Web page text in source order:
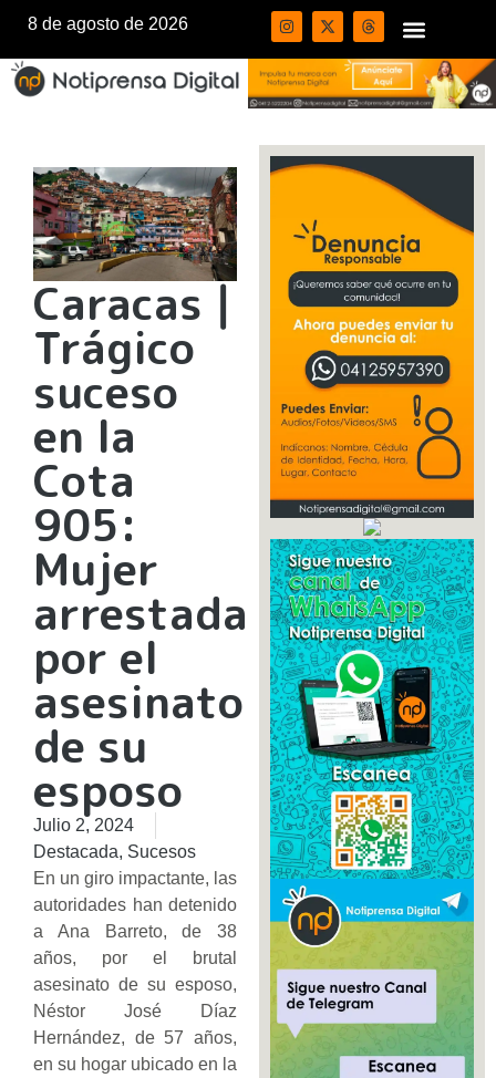
8 de agosto de 2026
Caracas ǀ
Trágico
suceso
en la
Cota
905:
Mujer
arrestada
por el
asesinato
de su
esposo
Julio 2, 2024
Destacada, Sucesos
En un giro impactante, las
autoridades han detenido
a Ana Barreto, de 38
años, por el brutal
asesinato de su esposo,
Néstor José Díaz
Hernández, de 57 años,
en su hogar ubicado en la